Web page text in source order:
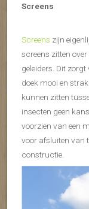
Screens
Screens zijn
screens zitten
geleiders. Dit
doek mooi en
kunnen zitten
insecten geen
voorzien van een
voor afsluiten van
constructie.